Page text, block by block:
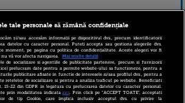
Bucureşti şi judeţele Tulcea, Constanţa,
Ialomiţa, Brăila, Galaţi, Vaslui, Iaşi, Bacău,
Buzău, Prahova, Dâmboviţa, Argeş, Vâlcea,
Olt, Teleorman şi Giurgiu.
precizează că valoarea ITU va depăşi
critic de 80 de unităţi şi în Câmpia de Vest.
tale personale să rămână confidențiale
și/sau accesăm informații pe dispozitivul dvs., precum identificatorii
datelor cu caracter personal. Puteți accepta sau gestiona alegerile dvs.
moment, pe pagina cu politica de confidențialitate. Aceste alegeri vor fi
vă vor afecta navigarea.
Mai multe detalii
de socializare si agentiile de publicitate partenere, precum si furnizorii
prelucram date pentru a permite website-ului sa functioneze, pentru a
publicitare afisate in functie de interesele si/sau profilul dvs., pentru a
retelelor de socializare si pentru a analiza traficul pe website. Beneficiati
15-22 din GDPR in legatura cu prelucrarea datelor cu caracter personal.
prin modalitatea indicataaici. Prin click pe “ACCEPT TOATE”, acceptati
de tip Cookie, care implica inclusiv acceptul dvs. cu privire la